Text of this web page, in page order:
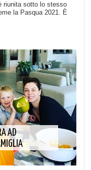
riunita sotto lo stesso
la Pasqua 2021. È
AD